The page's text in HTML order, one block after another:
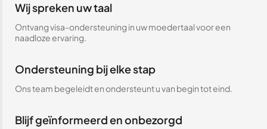
Wij spreken uw taal
Ontvang visa-ondersteuning in uw moedertaal voor een
naadloze ervaring.
Ondersteuning bij elke stap
Ons team begeleidt en ondersteunt u van begin tot eind.
Blijf geïnformeerd en onbezorgd